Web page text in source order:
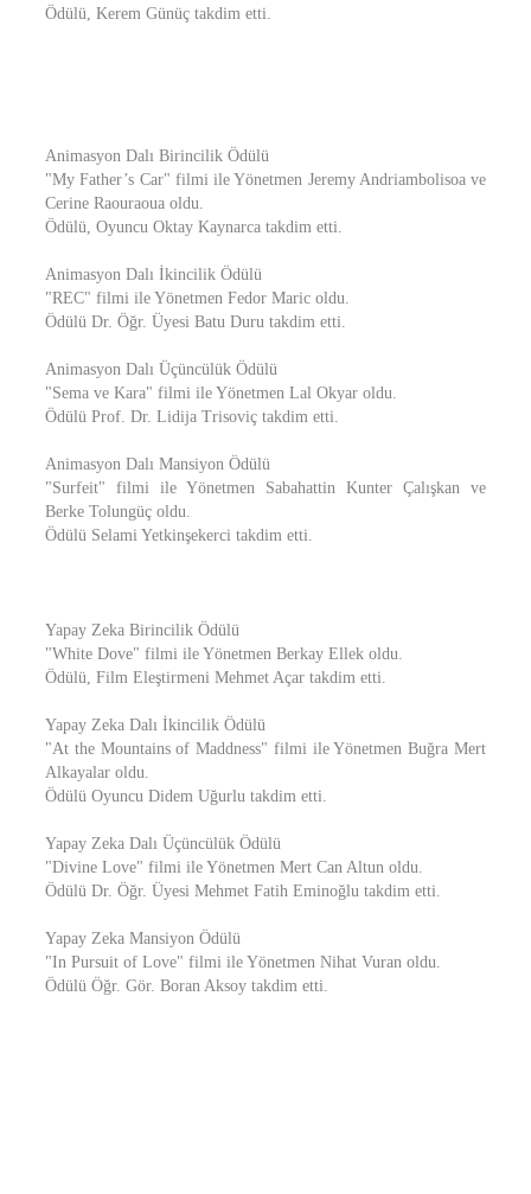
Ödülü, Kerem Günüç takdim etti.
Animasyon Dalı Birincilik Ödülü
"My Father’s Car" filmi ile Yönetmen Jeremy Andriambolisoa ve
Cerine Raouraoua oldu.
Ödülü, Oyuncu Oktay Kaynarca takdim etti.
Animasyon Dalı İkincilik Ödülü
"REC" filmi ile Yönetmen Fedor Maric oldu.
Ödülü Dr. Öğr. Üyesi Batu Duru takdim etti.
Animasyon Dalı Üçüncülük Ödülü
"Sema ve Kara" filmi ile Yönetmen Lal Okyar oldu.
Ödülü Prof. Dr. Lidija Trisoviç takdim etti.
Animasyon Dalı Mansiyon Ödülü
"Surfeit" filmi ile Yönetmen Sabahattin Kunter Çalışkan ve
Berke Tolungüç oldu.
Ödülü Selami Yetkinşekerci takdim etti.
Yapay Zeka Birincilik Ödülü
"White Dove" filmi ile Yönetmen Berkay Ellek oldu.
Ödülü, Film Eleştirmeni Mehmet Açar takdim etti.
Yapay Zeka Dalı İkincilik Ödülü
"At the Mountains of Maddness" filmi ile Yönetmen Buğra Mert
Alkayalar oldu.
Ödülü Oyuncu Didem Uğurlu takdim etti.
Yapay Zeka Dalı Üçüncülük Ödülü
"Divine Love" filmi ile Yönetmen Mert Can Altun oldu.
Ödülü Dr. Öğr. Üyesi Mehmet Fatih Eminoğlu takdim etti.
Yapay Zeka Mansiyon Ödülü
"In Pursuit of Love" filmi ile Yönetmen Nihat Vuran oldu.
Ödülü Öğr. Gör. Boran Aksoy takdim etti.